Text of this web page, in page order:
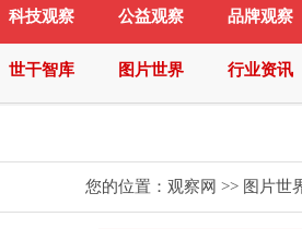
科技观察 公益观察 品牌观察
世干智库 图片世界 行业资讯
您的位置： 观察网 >> 图片世